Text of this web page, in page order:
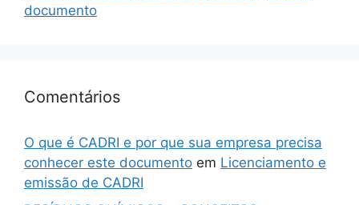
documento
Comentários
O que é CADRI e por que sua empresa precisa
conhecer este documento em Licenciamento e
emissão de CADRI